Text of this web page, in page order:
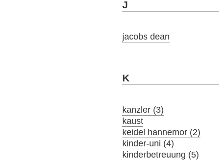
J
jacobs dean
K
kanzler (3)
kaust
keidel hannemor (2)
kinder-uni (4)
kinderbetreuung (5)